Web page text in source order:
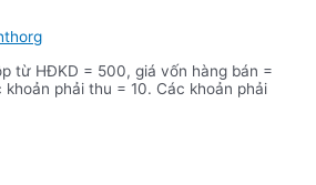
từ HĐKD = 500, giá vốn hàng bán =
phải thu = 10. Các khoản phải